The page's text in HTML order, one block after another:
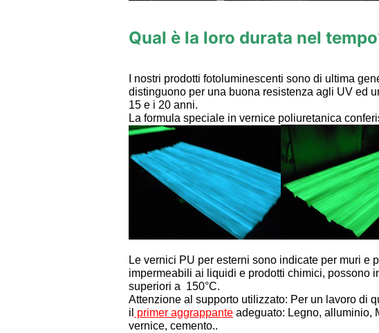
Qual è la loro durata nel
I nostri prodotti fotoluminescenti sono di ultima
distinguono per una buona resistenza agli UV ed
15 e i 20 anni.
La formula speciale in vernice poliuretanica
Le vernici PU per esterni sono indicate per muri e
impermeabili ai liquidi e prodotti chimici, possono
superiori a 150°C.
Attenzione al supporto utilizzato: Per un lavoro di
il primer aggrappante adeguato: Legno, alluminio,
vernice, cemento..